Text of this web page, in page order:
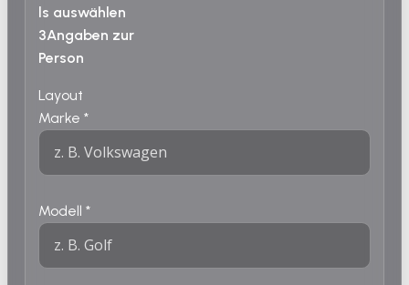
ls auswählen
3Angaben zur
Person
Layout
Marke *
Modell *